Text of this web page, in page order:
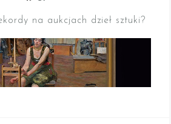
na aukcjach dzieł sztuki?